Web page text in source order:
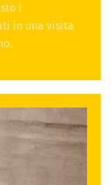
i
in una visita